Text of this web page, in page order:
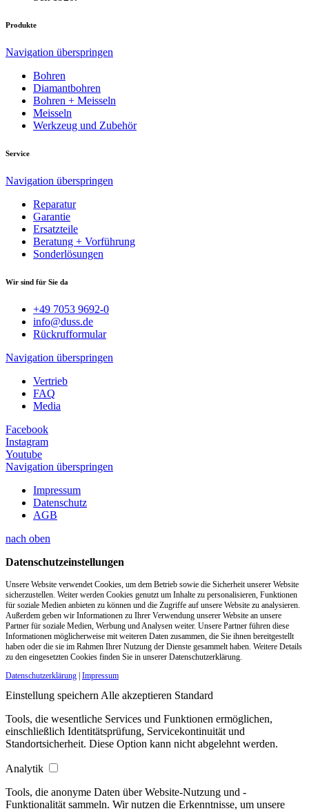
Produkte
Navigation überspringen
Bohren
Diamantbohren
Bohren + Meisseln
Meisseln
Werkzeug und Zubehör
Service
Navigation überspringen
Reparatur
Garantie
Ersatzteile
Beratung + Vorführung
Sonderlösungen
Wir sind für Sie da
+49 7053 9692-0
info@duss.de
Rückrufformular
Navigation überspringen
Vertrieb
FAQ
Media
Facebook
Instagram
Youtube
Navigation überspringen
Impressum
Datenschutz
AGB
nach oben
Datenschutzeinstellungen
Unsere Website verwendet Cookies, um dem Betrieb sowie die Sicherheit unserer Website
sicherzustellen. Weiter werden Cookies genutzt um Inhalte zu personalisieren, Funktionen
für soziale Medien anbieten zu können und die Zugriffe auf unsere Website zu analysieren.
Außerdem geben wir Informationen zu Ihrer Verwendung unserer Website an unsere
Partner für soziale Medien, Werbung und Analysen weiter. Unsere Partner führen diese
Informationen möglicherweise mit weiteren Daten zusammen, die Sie ihnen bereitgestellt
haben oder die sie im Rahmen Ihrer Nutzung der Dienste gesammelt haben. Weitere Details
zu den eingesetzten Cookies finden Sie in unserer Datenschutzerklärung.
Datenschutzerklärung Impressum
Einstellung speichern Alle akzeptieren Standard
Tools, die wesentliche Services und Funktionen ermöglichen,
einschließlich Identitätsprüfung, Servicekontinuität und
Standortsicherheit. Diese Option kann nicht abgelehnt werden.
Analytik
Tools, die anonyme Daten über Website-Nutzung und -
Funktionalität sammeln. Wir nutzen die Erkenntnisse, um unsere